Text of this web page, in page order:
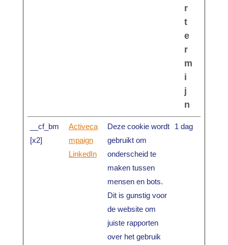
r
t
e
r
m
i
j
n
__cf_bm
[x2]
Activeca
mpaign
LinkedIn
Deze cookie wordt
gebruikt om
onderscheid te
maken tussen
mensen en bots.
Dit is gunstig voor
de website om
juiste rapporten
over het gebruik
1 dag